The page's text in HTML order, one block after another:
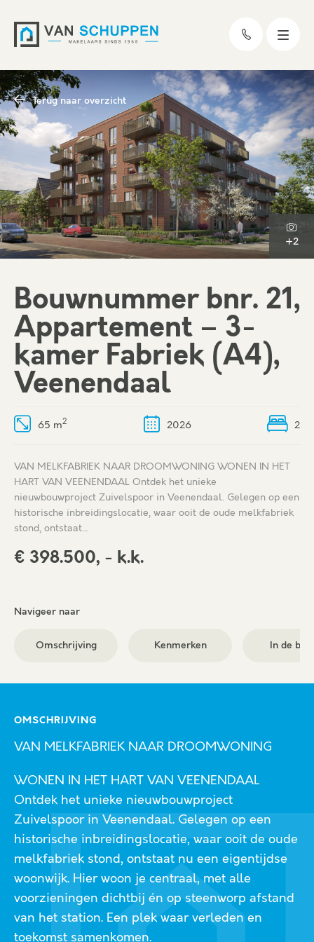
+2
Terug naar overzicht
Bouwnummer bnr. 21,
Appartement – 3-
kamer Fabriek (A4),
Veenendaal
65 m2 2026 2
VAN MELKFABRIEK NAAR DROOMWONING WONEN IN HET
HART VAN VEENENDAAL Ontdek het unieke
nieuwbouwproject Zuivelspoor in Veenendaal. Gelegen op een
historische inbreidingslocatie, waar ooit de oude melkfabriek
stond, ontstaat…
€ 398.500, - k.k.
Navigeer naar
Omschrijving Kenmerken In de
OMSCHRIJVING
VAN MELKFABRIEK NAAR DROOMWONING
WONEN IN HET HART VAN VEENENDAAL
Ontdek het unieke nieuwbouwproject
Zuivelspoor in Veenendaal. Gelegen op een
historische inbreidingslocatie, waar ooit de oude
melkfabriek stond, ontstaat nu een eigentijdse
woonwijk. Hier woon je centraal, met alle
voorzieningen dichtbij én op steenworp afstand
van het station. Een plek waar verleden en
toekomst samenkomen.